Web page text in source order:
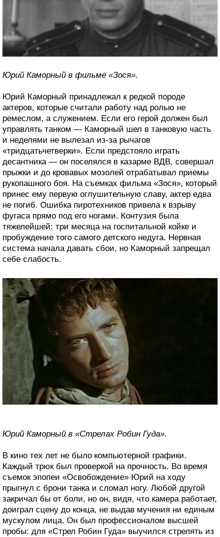
Юрий Каморный в фильме «Зося».
Юрий Каморный принадлежал к редкой породе
актеров, которые считали работу над ролью не
ремеслом, а служением. Если его герой должен был
управлять танком — Каморный шел в танковую часть
и неделями не вылезал из-за рычагов
«тридцатьчетверки». Если предстояло играть
десантника — он поселялся в казарме ВДВ, совершал
прыжки и до кровавых мозолей отрабатывал приемы
рукопашного боя. На съемках фильма «Зося», который
принес ему первую оглушительную славу, актер едва
не погиб. Ошибка пиротехников привела к взрыву
фугаса прямо под его ногами. Контузия была
тяжелейшей: три месяца на госпитальной койке и
пробуждение того самого детского недуга. Нервная
система начала давать сбои, но Каморный запрещал
себе слабость.
Юрий Каморный в «Стрелах Робин Гуда».
В кино тех лет не было компьютерной графики.
Каждый трюк был проверкой на прочность. Во время
съемок эпопеи «Освобождение» Юрий на ходу
прыгнул с брони танка и сломал ногу. Любой другой
закричал бы от боли, но он, видя, что камера работает,
доиграл сцену до конца, не выдав мучения ни единым
мускулом лица. Он был профессионалом высшей
пробы: для «Стрел Робин Гуда» выучился стрелять из